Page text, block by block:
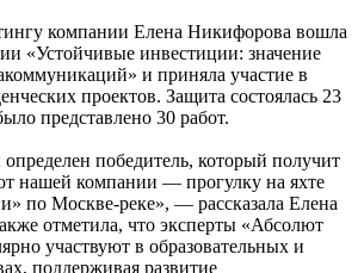
компании Елена Никифорова вошла
«Устойчивые инвестиции: значение
и приняла участие в
проектов. Защита состоялась 23
представлено 30 работ.
победитель, который получит
нашей компании — прогулку на яхте
по Москве-реке», — рассказала Елена
отметила, что эксперты «Абсолют
участвуют в образовательных и
поддерживая развитие